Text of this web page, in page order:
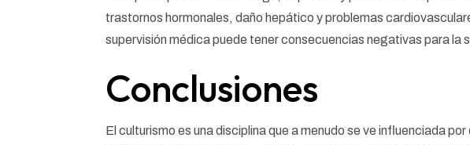
trastornos hormonales, daño hepático y problemas
supervisión médica puede tener consecuencias negativas para la
Conclusiones
El culturismo es una disciplina que a menudo se ve influenciada